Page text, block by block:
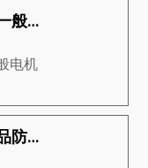
茵梦达变频电机与一般电机相比有哪些区别？
电机
茵梦达贝得系列产品防爆电机（气体防爆&粉尘防爆电机）